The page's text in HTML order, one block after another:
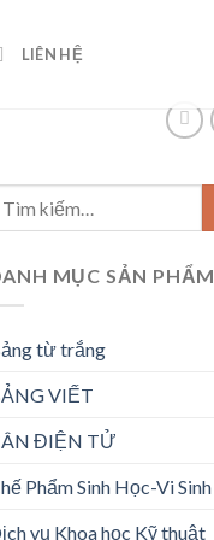
LIÊN HỆ
MỤC SẢN PHẨM
từ trắng
VIẾT
ĐIỆN TỬ
Phẩm Sinh Học-Vi Sinh
vụ Khoa học Kỹ thuật